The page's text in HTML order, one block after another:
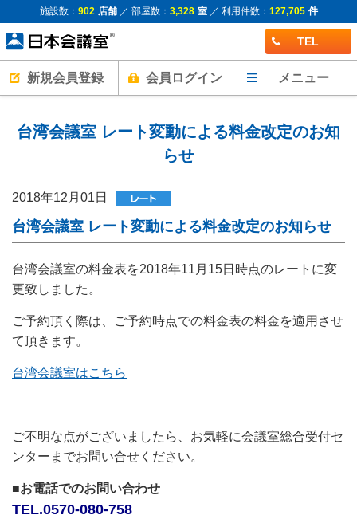
施設数： 902 店舗／ 部屋数： 3,328 室／ 利用件数： 127,705 件
TEL
新規会員登録 会員ログイン メニュー
台湾会議室 レート変動による料金改定のお知
らせ
2018年12月01日
台湾会議室 レート変動による料金改定のお知らせ
台湾会議室の料金表を2018年11月15日時点のレートに変
更致しました。
ご予約頂く際は、ご予約時点での料金表の料金を適用させ
て頂きます。
台湾会議室はこちら
ご不明な点がございましたら、お気軽に会議室総合受付セ
ンターまでお問い合せください。
■お電話でのお問い合わせ
TEL.0570-080-758